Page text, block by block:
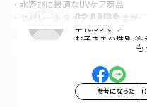
no name
年代:30代
お子さまの性別:答
3
参考になった 0
・水遊びに最適なUVケア商品
・セパレートタイプでお子さまが
・選べるカラーバリエーション
・サイズ展開は90cm～150cmまで
※ベージュ・パープル・ライトグ